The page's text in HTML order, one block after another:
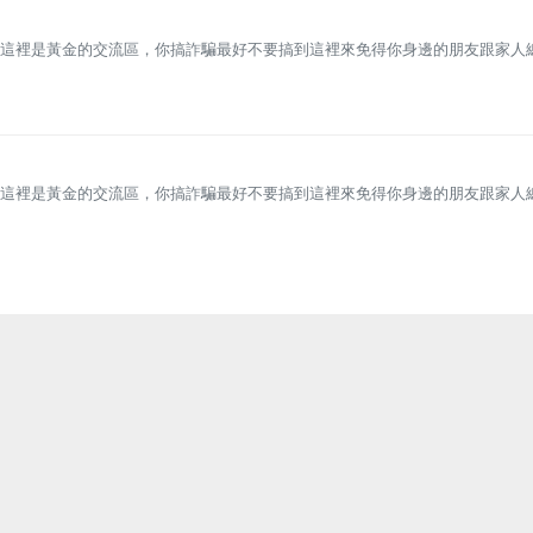
裡是黃金的交流區，你搞詐騙最好不要搞到這裡來免得你身邊的朋友跟家人
裡是黃金的交流區，你搞詐騙最好不要搞到這裡來免得你身邊的朋友跟家人